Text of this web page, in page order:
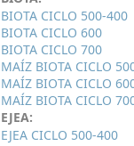
BIOTA CICLO 500-400
BIOTA CICLO 600
BIOTA CICLO 700
MAÍZ BIOTA CICLO
MAÍZ BIOTA CICLO
MAÍZ BIOTA CICLO
EJEA:
EJEA CICLO 500-400